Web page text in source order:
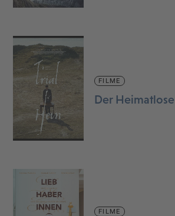
FILME
Der Heimatlose
FILME